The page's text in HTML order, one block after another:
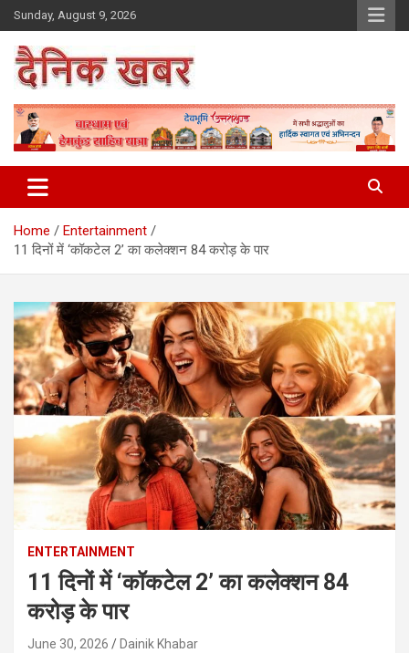
Skip
to
content
Sunday, August 9, 2026
Dainikkhabar.in – Uttarakhand
Daily Hindi News Website
Home
Entertainment
11 दिनों में ‘कॉकटेल 2’ का कलेक्शन 84 करोड़ के पार
ENTERTAINMENT
11 दिनों में ‘कॉकटेल 2’ का कलेक्शन 84
करोड़ के पार
June 30, 2026 Dainik Khabar